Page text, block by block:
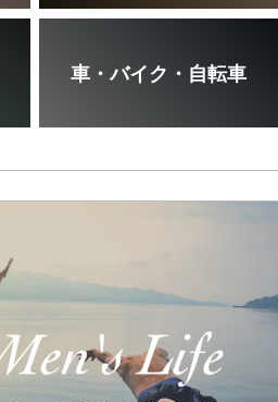
車・バイク・自転車